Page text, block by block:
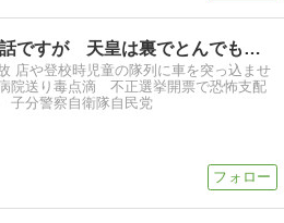
ここだけの話ですが 天皇は裏でとんでもないことをしている
店や登校時児童の隊列に車を突っ込ませ
院送り毒点滴 不正選挙開票で恐怖支配
分警察自衛隊自民党